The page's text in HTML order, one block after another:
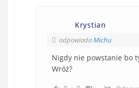
Krystian
odpowiadaMichu
Nigdy nie powstanie bo
Wróż?